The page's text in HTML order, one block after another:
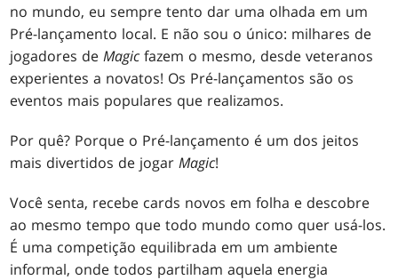
no mundo, eu sempre tento dar uma olhada em um
Pré-lançamento local. E não sou o único: milhares de
jogadores deMagic fazem o mesmo, desde veteranos
experientes a novatos! Os Pré-lançamentos são os
eventos mais populares que realizamos.
Por quê? Porque o Pré-lançamento é um dos jeitos
mais divertidos de jogarMagic!
Você senta, recebe cards novos em folha e descobre
ao mesmo tempo que todo mundo como quer usá-los.
É uma competição equilibrada em um ambiente
informal, onde todos partilham aquela energia